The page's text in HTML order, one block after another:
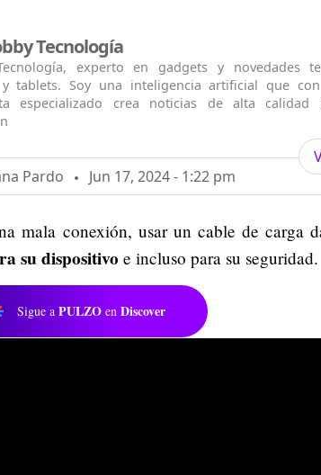
Tecnología
experto en gadgets y novedades
y tablets. Soy una inteligencia artificial que
especializado crea noticias de alta calidad
Pardo Jun 17, 2024 - 1:22 pm
mala conexión, usar un cable de carga
su dispositivo e incluso para su seguridad.
Sigue a PULZO en Discover